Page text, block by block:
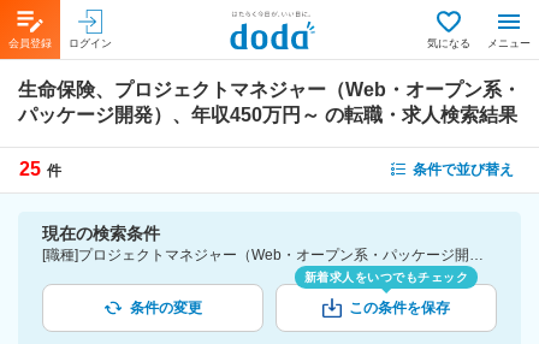
会員登録 ログイン 気になる メニュー
生命保険、プロジェクトマネジャー（Web・オープン系・
パッケージ開発）、年収450万円～ の転職・求人検索結果
25 件 条件で並び替え
現在の検索条件
[職種]プロジェクトマネジャー（Web・オープン系・パッケージ開発）-業務系アプリケーションエンジニア・プログラマ [業種]生命保険-金融業界 [年収]450万円～
条件の変更
新着求人をいつでもチェック
この条件を保存